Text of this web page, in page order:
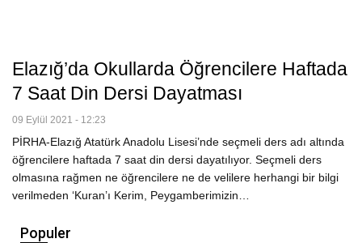
Elazığ’da Okullarda Öğrencilere Haftada
7 Saat Din Dersi Dayatması
09 Eylül 2021 - 12:23
PİRHA-Elazığ Atatürk Anadolu Lisesi’nde seçmeli ders adı altında
öğrencilere haftada 7 saat din dersi dayatılıyor. Seçmeli ders
olmasına rağmen ne öğrencilere ne de velilere herhangi bir bilgi
verilmeden ‘Kuran’ı Kerim, Peygamberimizin…
Populer